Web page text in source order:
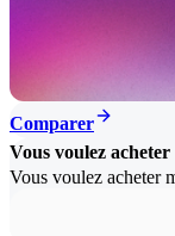
Comparer
Vous voulez acheter
Vous voulez acheter